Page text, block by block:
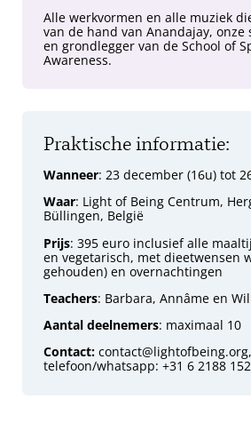
Alle werkvormen en alle muziek
van de hand van Anandajay,
en grondlegger van de School of
Awareness.
Praktische informatie:
Wanneer: 23 december (16u) tot
Waar: Light of Being Centrum,
Büllingen, België
Prijs: 395 euro inclusief alle
en vegetarisch, met dieetwensen
gehouden) en overnachtingen
Teachers: Barbara, Annâme en
Aantal deelnemers: maximaal 10
Contact: contact@lightofbeing.org,
telefoon/whatsapp: +31 6 2188